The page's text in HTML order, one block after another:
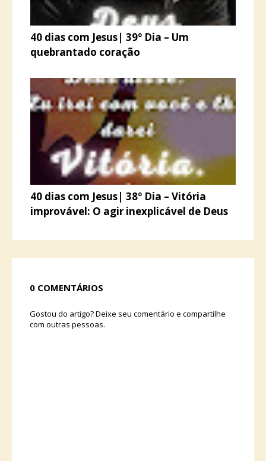
40 dias com Jesus| 39º Dia – Um
quebrantado coração
40 dias com Jesus| 38º Dia – Vitória
improvável: O agir inexplicável de Deus
0 COMENTÁRIOS
Gostou do artigo? Deixe seu comentário e compartilhe
com outras pessoas.